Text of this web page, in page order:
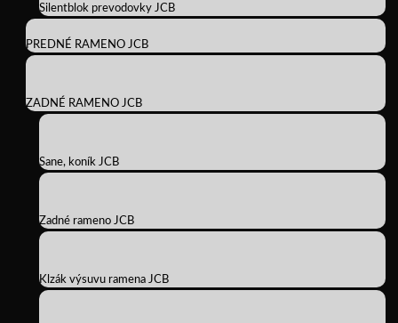
Silentblok prevodovky JCB
PREDNÉ RAMENO JCB
ZADNÉ RAMENO JCB
Sane, koník JCB
Zadné rameno JCB
Klzák výsuvu ramena JCB